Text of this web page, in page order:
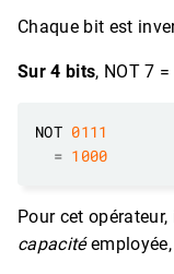
Chaque bit est
Sur 4 bits, NOT 7 =
NOT 0111
= 1000
Pour cet
capacité